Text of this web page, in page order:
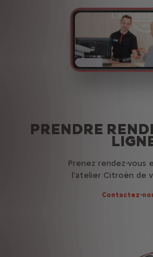
PRENDRE
Prenez rendez-vous
l'atelier Citroën de
Contactez-